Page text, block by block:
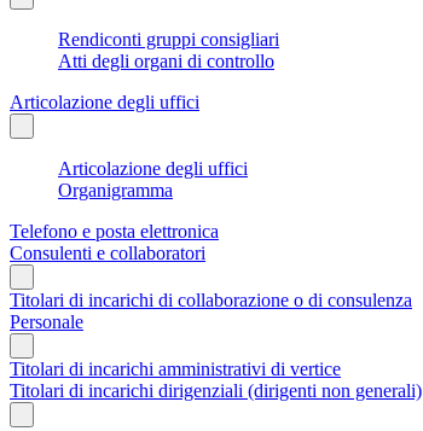
Rendiconti gruppi consigliari
Atti degli organi di controllo
Articolazione degli uffici
Articolazione degli uffici
Organigramma
Telefono e posta elettronica
Consulenti e collaboratori
Titolari di incarichi di collaborazione o di consulenza
Personale
Titolari di incarichi amministrativi di vertice
Titolari di incarichi dirigenziali (dirigenti non generali)